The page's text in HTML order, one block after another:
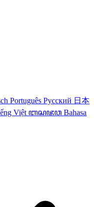
Português Русский 日本
Việt ꦧꦱꦗꦮ Bahasa